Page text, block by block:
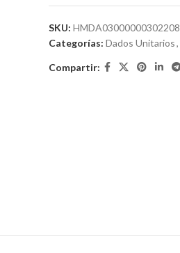
SKU: HMDA03000000302208
Categorías: Dados Unitarios,
Compartir: